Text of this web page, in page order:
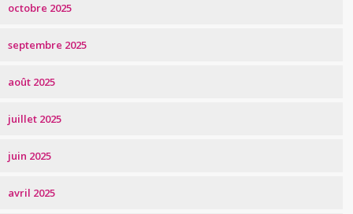
octobre 2025
septembre 2025
août 2025
juillet 2025
juin 2025
avril 2025